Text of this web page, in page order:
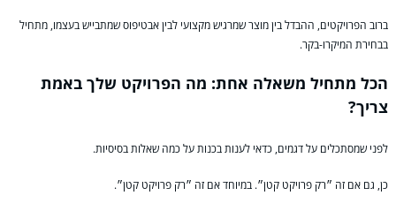
ברוב הפרויקטים, ההבדל בין מוצר שמרגיש מקצועי לבין אבטיפוס שמתבייש בעצמו, מתחיל
בבחירת המיקרו-בקר.
הכל מתחיל משאלה אחת: מה הפרויקט שלך באמת
צריך?
לפני שמסתכלים על דגמים, כדאי לענות בכנות על כמה שאלות בסיסיות.
כן, גם אם זה ״רק פרויקט קטן״. במיוחד אם זה ״רק פרויקט קטן״.